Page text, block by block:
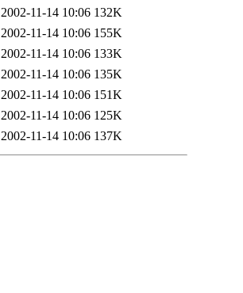
2002-11-14 10:06 132K
2002-11-14 10:06 155K
2002-11-14 10:06 133K
2002-11-14 10:06 135K
2002-11-14 10:06 151K
2002-11-14 10:06 125K
2002-11-14 10:06 137K